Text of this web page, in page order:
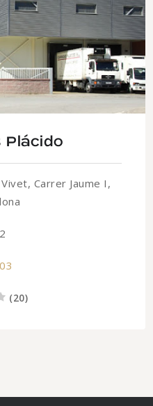
Plácido
Carrer Jaume I,
(20)